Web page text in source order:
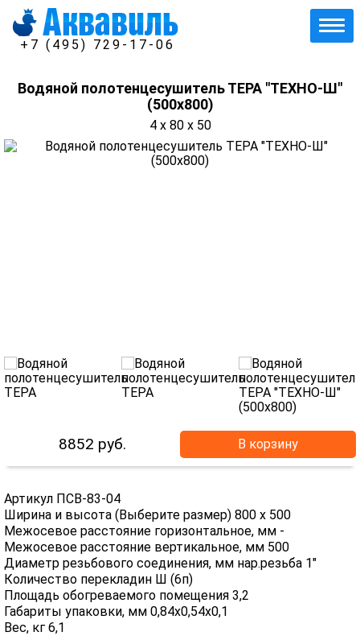
+7 (495) 729-17-06
Водяной полотенцесушитель ТЕРА "ТЕХНО-Ш"
(500х800)
4 x 80 x 50
8852 руб. В корзину
Артикул ПСВ-83-04
Ширина и высота (Выберите размер) 800 х 500
Межосевое расстояние горизонтальное, мм -
Межосевое расстояние вертикальное, мм 500
Диаметр резьбового соединения, мм нар.резьба 1"
Количество перекладин Ш (6п)
Площадь обогреваемого помещения 3,2
Габариты упаковки, мм 0,84х0,54х0,1
Вес, кг 6,1